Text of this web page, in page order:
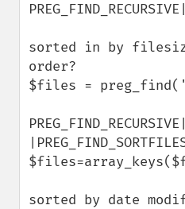
sorted in by
order?
$files =
sorted by date